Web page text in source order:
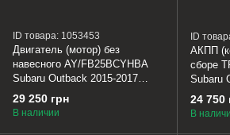
ID товара: 1053453
Двигатель (мотор) без
навесного AY/FB25BCYHBA
Subaru Outback 2015-2017
(B15) 10100CC060
29 250 грн
В наличии
ID
АКПП
сборе
Subaru
(B15)
24 750
В